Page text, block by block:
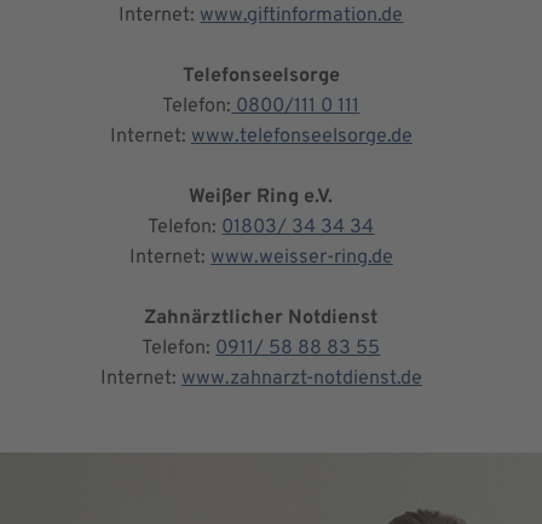
Internet: www.giftinformation.de
Telefonseelsorge
Telefon: 0800/111 0 111
Internet: www.telefonseelsorge.de
Weißer Ring e.V.
Telefon: 01803/ 34 34 34
Internet: www.weisser-ring.de
Zahnärztlicher Notdienst
Telefon: 0911/ 58 88 83 55
Internet: www.zahnarzt-notdienst.de